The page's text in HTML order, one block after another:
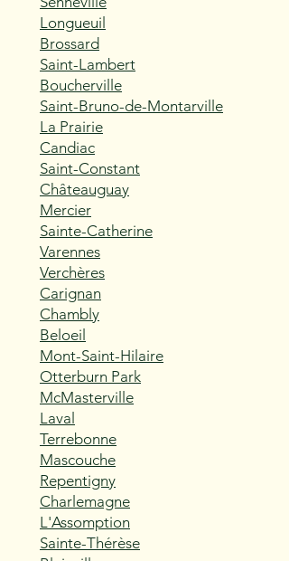
Longueuil
Brossard
Saint-Lambert
Boucherville
Saint-Bruno-de-Montarville
La Prairie
Candiac
Saint-Constant
Châteauguay
Mercier
Sainte-Catherine
Varennes
Verchères
Carignan
Chambly
Beloeil
Mont-Saint-Hilaire
Otterburn Park
McMasterville
Laval
Terrebonne
Mascouche
Repentigny
Charlemagne
L'Assomption
Sainte-Thérèse